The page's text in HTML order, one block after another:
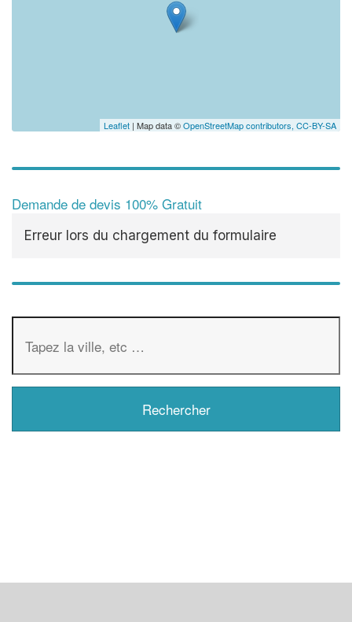
Leaflet | Map data ©OpenStreetMap contributors, CC-BY-SA
Demande de devis 100% Gratuit
Erreur lors du chargement du formulaire